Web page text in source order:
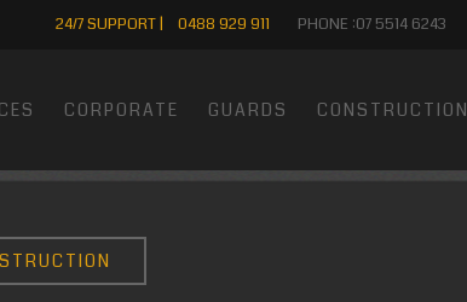
24/7 SUPPORT | 0488 929 911 PHONE :07 5514 6243
CORPORATE GUARDS CONSTRUCTION